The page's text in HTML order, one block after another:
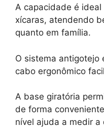
A capacidade é
xícaras, atendendo
quanto em família.
O sistema antigotejo
cabo ergonômico
A base giratória
de forma
nível ajuda a medir